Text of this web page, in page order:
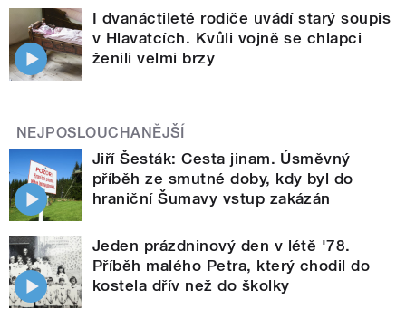
I dvanáctileté rodiče uvádí starý soupis
v Hlavatcích. Kvůli vojně se chlapci
ženili velmi brzy
NEJPOSLOUCHANĚJŠÍ
Jiří Šesták: Cesta jinam. Úsměvný
příběh ze smutné doby, kdy byl do
hraniční Šumavy vstup zakázán
Jeden prázdninový den v létě '78.
Příběh malého Petra, který chodil do
kostela dřív než do školky